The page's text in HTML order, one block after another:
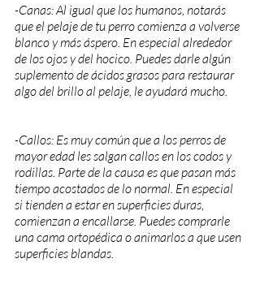
-Canas: Al igual que los humanos, notarás
que el pelaje de tu perro comienza a volverse
blanco y más áspero. En especial alrededor
de los ojos y del hocico. Puedes darle algún
suplemento de ácidos grasos para restaurar
algo del brillo al pelaje, le ayudará mucho.
-Callos: Es muy común que a los perros de
mayor edad les salgan callos en los codos y
rodillas. Parte de la causa es que pasan más
tiempo acostados de lo normal. En especial
si tienden a estar en superficies duras,
comienzan a encallarse. Puedes comprarle
una cama ortopédica o animarlos a que usen
superficies blandas.